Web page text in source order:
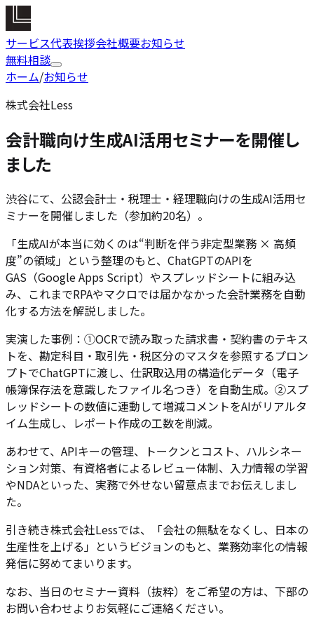
サービス代表挨拶会社概要お知らせ
無料相談
ホーム/お知らせ
株式会社Less
会計職向け生成AI活用セミナーを開催し
ました
渋谷にて、公認会計士・税理士・経理職向けの生成AI活用セ
ミナーを開催しました（参加約20名）。
「生成AIが本当に効くのは“判断を伴う非定型業務 × 高頻
度”の領域」という整理のもと、ChatGPTのAPIを
GAS（Google Apps Script）やスプレッドシートに組み込
み、これまでRPAやマクロでは届かなかった会計業務を自動
化する方法を解説しました。
実演した事例：①OCRで読み取った請求書・契約書のテキス
トを、勘定科目・取引先・税区分のマスタを参照するプロン
プトでChatGPTに渡し、仕訳取込用の構造化データ（電子
帳簿保存法を意識したファイル名つき）を自動生成。②スプ
レッドシートの数値に連動して増減コメントをAIがリアルタ
イム生成し、レポート作成の工数を削減。
あわせて、APIキーの管理、トークンとコスト、ハルシネー
ション対策、有資格者によるレビュー体制、入力情報の学習
やNDAといった、実務で外せない留意点までお伝えしまし
た。
引き続き株式会社Lessでは、「会社の無駄をなくし、日本の
生産性を上げる」というビジョンのもと、業務効率化の情報
発信に努めてまいります。
なお、当日のセミナー資料（抜粋）をご希望の方は、下部の
お問い合わせよりお気軽にご連絡ください。